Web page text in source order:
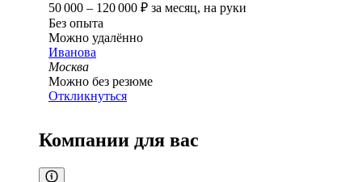
50 000 – 120 000 ₽ за месяц, на руки
Без опыта
Можно удалённо
Иванова
Москва
Можно без резюме
Откликнуться
Компании для вас